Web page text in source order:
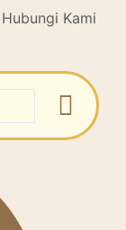
Hubungi Kami